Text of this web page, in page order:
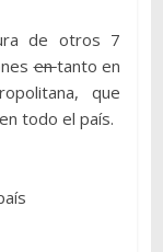
de otros 7
entanto en
que
todo el país.